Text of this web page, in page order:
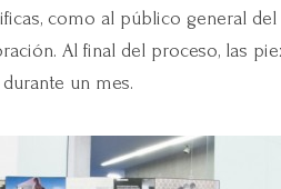
como al público general
Al final del proceso, las
un mes.